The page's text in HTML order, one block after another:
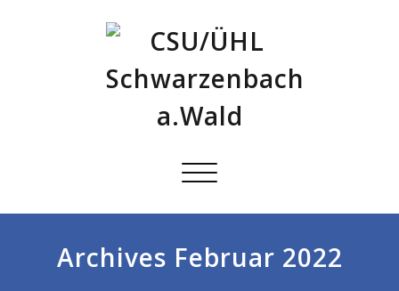
Schalte
Archives Februar 2022